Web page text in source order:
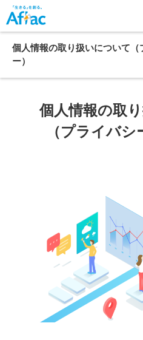
個人情報の取り扱いについて（
ー）
個人情報の取
（プライバシ